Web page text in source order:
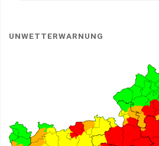
UNWETTERWARNUNG